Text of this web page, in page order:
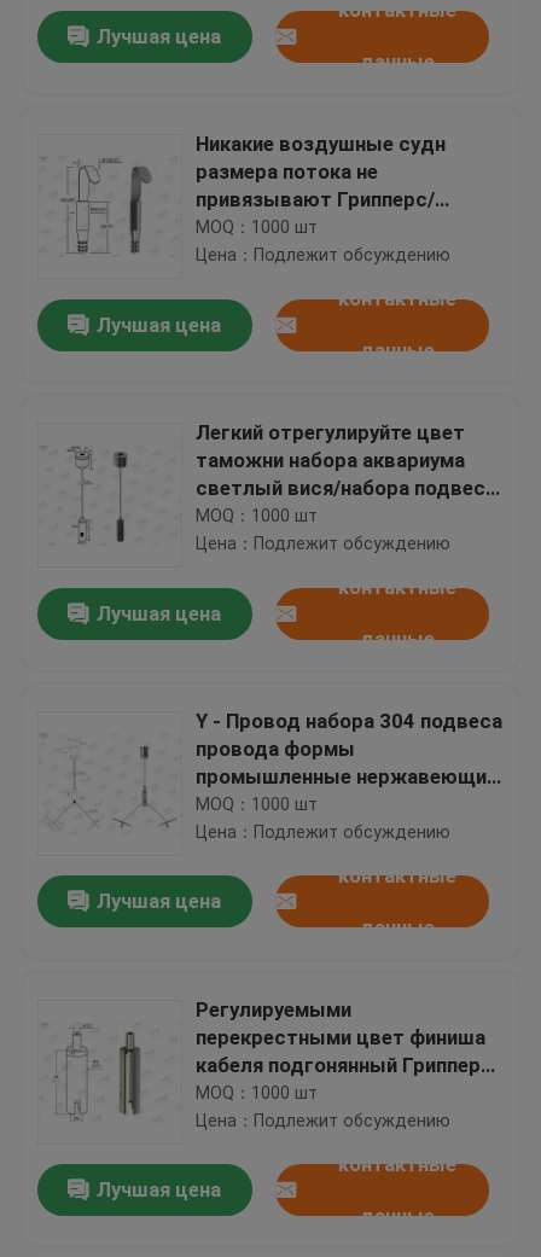
Лучшая цена
контактные
данные
Никакие воздушные судн
размера потока не
привязывают Грипперс/
Грипперс кабеля с крюком
легким устанавливают
MOQ：1000 шт
Цена：Подлежит обсуждению
Лучшая цена
контактные
данные
Легкий отрегулируйте цвет
таможни набора аквариума
светлый вися/набора подвеса
стального провода
MOQ：1000 шт
Цена：Подлежит обсуждению
Лучшая цена
контактные
данные
Y - Провод набора 304 подвеса
провода формы
промышленные нержавеющий
с концом рычагов
MOQ：1000 шт
Цена：Подлежит обсуждению
Лучшая цена
контактные
данные
Регулируемыми
перекрестными цвет финиша
кабеля подгонянный Грипперс
для установки искусства
MOQ：1000 шт
Цена：Подлежит обсуждению
Лучшая цена
контактные
данные